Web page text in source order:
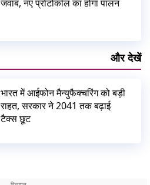
जवाब, नए प्रोटोकॉल का होगा पालन
और देखें
भारत में आईफोन मैन्युफैक्चरिंग को बड़ी
राहत, सरकार ने 2041 तक बढ़ाई
टैक्स छूट